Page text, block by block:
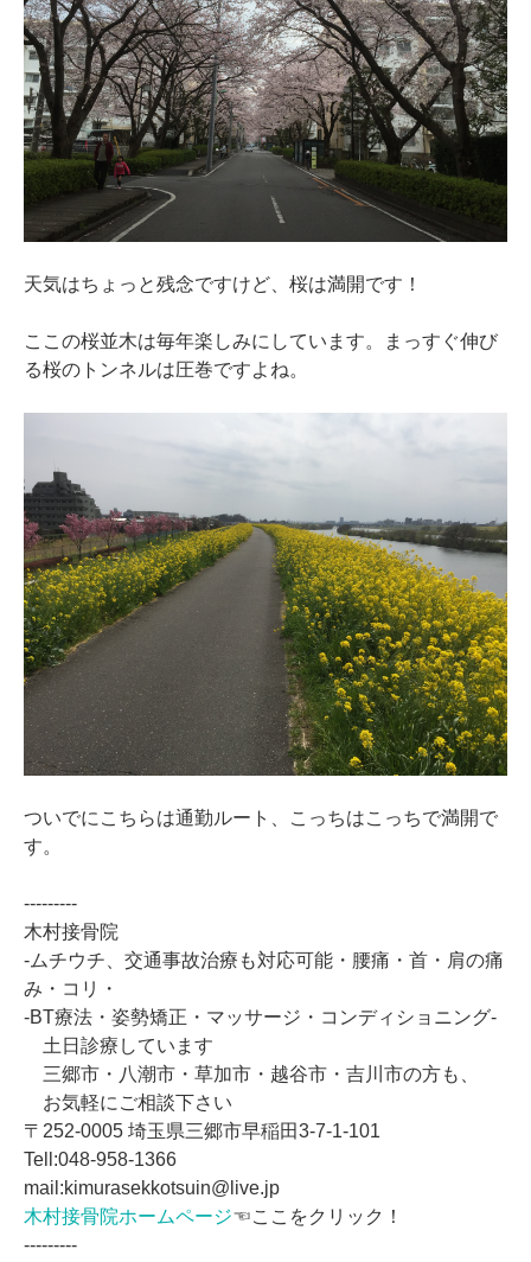
天気はちょっと残念ですけど、桜は満開です！
ここの桜並木は毎年楽しみにしています。まっすぐ伸び
る桜のトンネルは圧巻ですよね。
ついでにこちらは通勤ルート、こっちはこっちで満開で
す。
---------
木村接骨院
‐ムチウチ、交通事故治療も対応可能・腰痛・首・肩の痛
み・コリ・
‐BT療法・姿勢矯正・マッサージ・コンディショニング‐
土日診療しています
三郷市・八潮市・草加市・越谷市・吉川市の方も、
お気軽にご相談下さい
〒252-0005 埼玉県三郷市早稲田3-7-1-101
Tell:048-958-1366
mail:kimurasekkotsuin@live.jp
木村接骨院ホームページ☜ここをクリック！
---------